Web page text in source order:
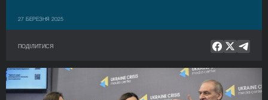
27 БЕРЕЗНЯ 2025
ПОДІЛИТИСЯ